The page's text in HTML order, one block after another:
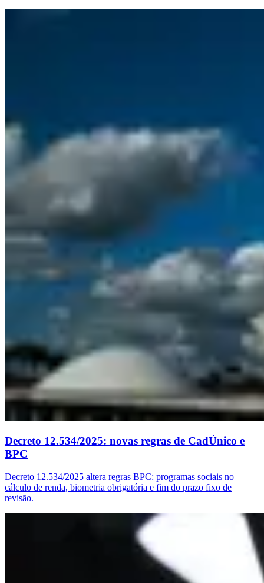
Decreto 12.534/2025: novas regras de CadÚnico e
BPC
Decreto 12.534/2025 altera regras BPC: programas sociais no
cálculo de renda, biometria obrigatória e fim do prazo fixo de
revisão.